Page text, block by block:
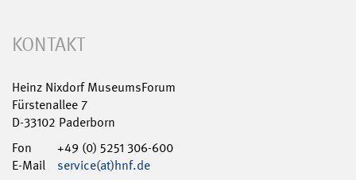
KONTAKT
Heinz Nixdorf MuseumsForum
Fürstenallee 7
D-33102 Paderborn
Fon
+49 (0) 5251 306-600
E-Mail
service(at)hnf.de